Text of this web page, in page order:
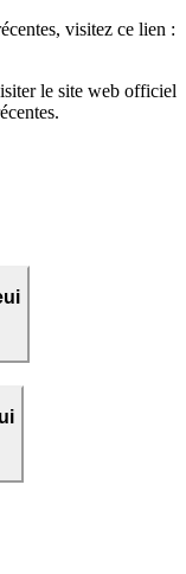
visitez ce lien :
le site web officiel